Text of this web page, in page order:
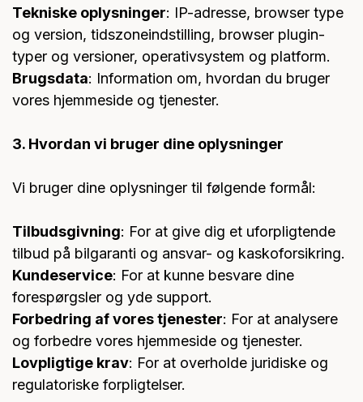
Tekniske oplysninger: IP-adresse, browser type
og version, tidszoneindstilling, browser plugin-
typer og versioner, operativsystem og platform.
Brugsdata: Information om, hvordan du bruger
vores hjemmeside og tjenester.
3. Hvordan vi bruger dine oplysninger
Vi bruger dine oplysninger til følgende formål:
Tilbudsgivning: For at give dig et uforpligtende
tilbud på bilgaranti og ansvar- og kaskoforsikring.
Kundeservice: For at kunne besvare dine
forespørgsler og yde support.
Forbedring af vores tjenester: For at analysere
og forbedre vores hjemmeside og tjenester.
Lovpligtige krav: For at overholde juridiske og
regulatoriske forpligtelser.